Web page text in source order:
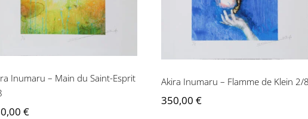
Inumaru – Main du Saint-Esprit
€
Akira Inumaru – Flamme de Klein 2/
350,00 €